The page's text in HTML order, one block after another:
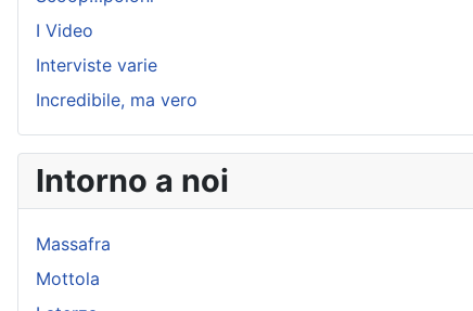
I Video
Interviste varie
Incredibile, ma vero
Intorno a noi
Massafra
Mottola